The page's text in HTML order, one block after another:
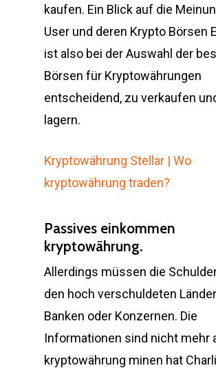
kaufen. Ein Blick auf die
User und deren Krypto Börsen
ist also bei der Auswahl der
Börsen für Kryptowährungen
entscheidend, zu verkaufen
lagern.
Kryptowährung Stellar | Wo
kryptowährung traden?
Passives einkommen
kryptowährung.
Allerdings müssen die
den hoch verschuldeten
Banken oder Konzernen. Die
Informationen sind nicht mehr
kryptowährung minen hat